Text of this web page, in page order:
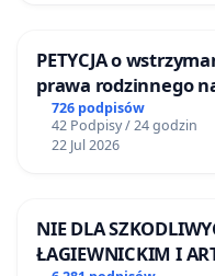
PETYCJA o
726 podpisów
42 Podpisy / 24 godzin
22 Jul 2026
NIE DLA
ŁAGIEWNICKIM I